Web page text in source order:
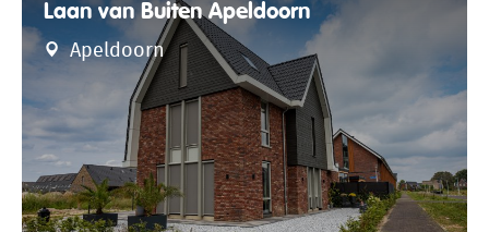
Laan van Buiten Apeldoorn
Apeldoorn